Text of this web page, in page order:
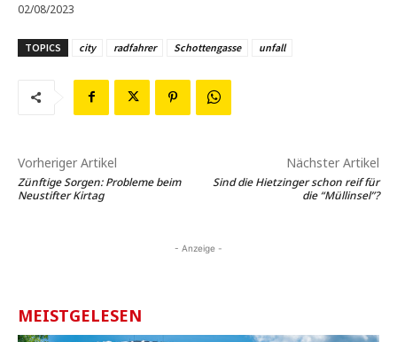
02/08/2023
TOPICS city radfahrer Schottengasse unfall
Vorheriger Artikel
Zünftige Sorgen: Probleme beim
Neustifter Kirtag
Nächster Artikel
Sind die Hietzinger schon reif für
die “Müllinsel”?
- Anzeige -
MEISTGELESEN